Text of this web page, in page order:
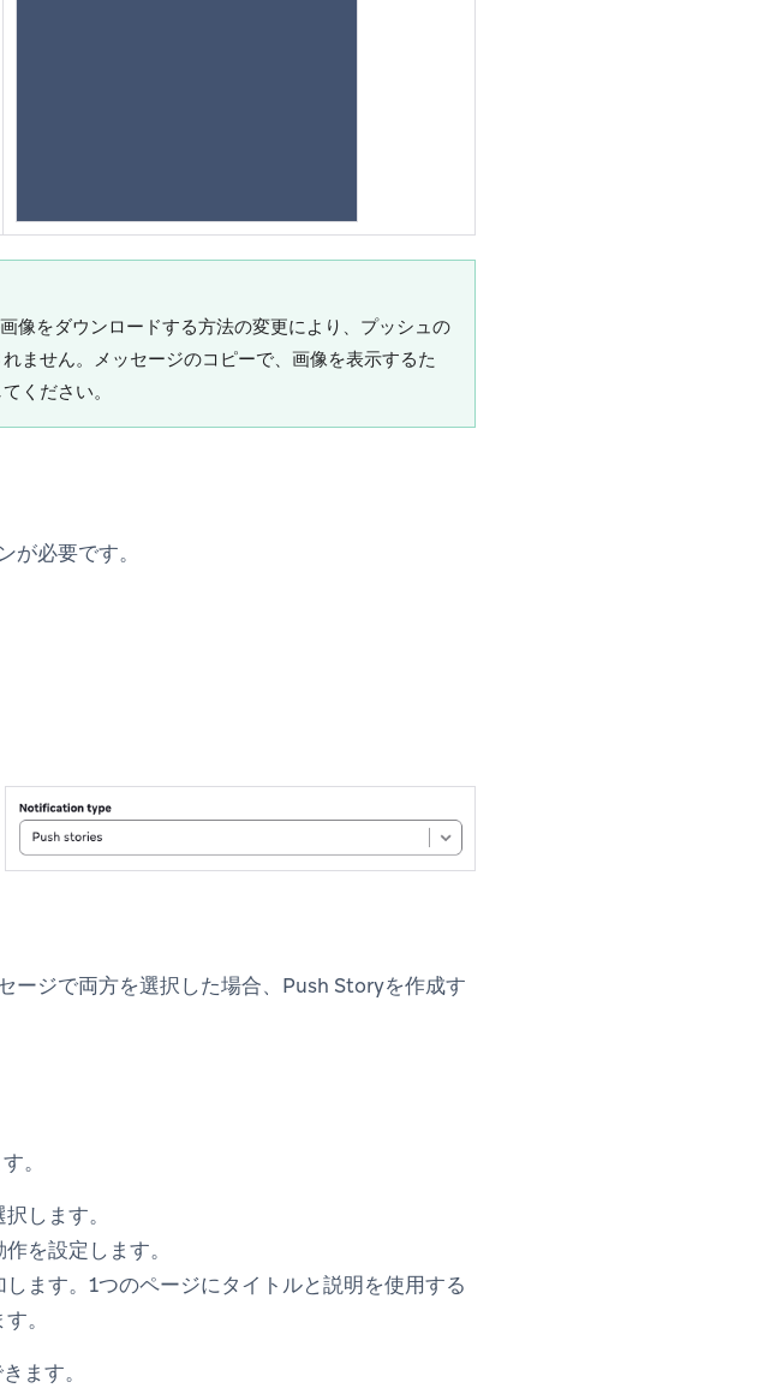
像をダウンロードする方法の変更により、プッシュの
ません。メッセージのコピーで、画像を表示するた
ください。
必要です。
ージで両方を選択した場合、Push Storyを作成す
。
択します。
を設定します。
します。1つのページにタイトルと説明を使用する
。
ます。